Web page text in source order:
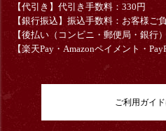
【代引き】代引き手数料：330円
【銀行振込】振込手数料：お客様ご
【後払い（コンビニ・郵便局・銀行
【楽天Pay・Amazonペイメント・
ご利用ガイ